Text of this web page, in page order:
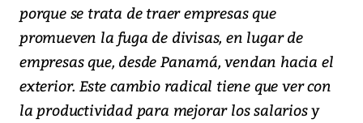
porque se trata de traer empresas que
promueven la fuga de divisas, en lugar de
empresas que, desde Panamá, vendan hacia el
exterior. Este cambio radical tiene que ver con
la productividad para mejorar los salarios y